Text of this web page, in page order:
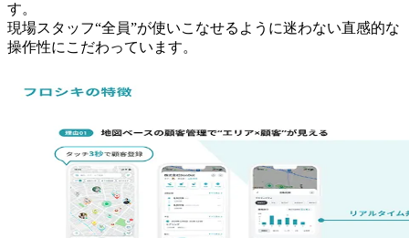
す。
現場スタッフ“全員”が使いこなせるように迷わない直感的な
操作性にこだわっています。